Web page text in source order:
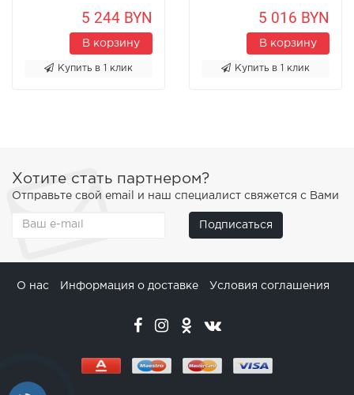
5 244 BYN
В корзину
Купить в 1 клик
5 016 BYN
В корзину
Купить в 1 клик
Хотите стать партнером?
Отправьте свой email и наш специалист свяжется с Вами
Подписаться
О нас Информация о доставке Условия соглашения